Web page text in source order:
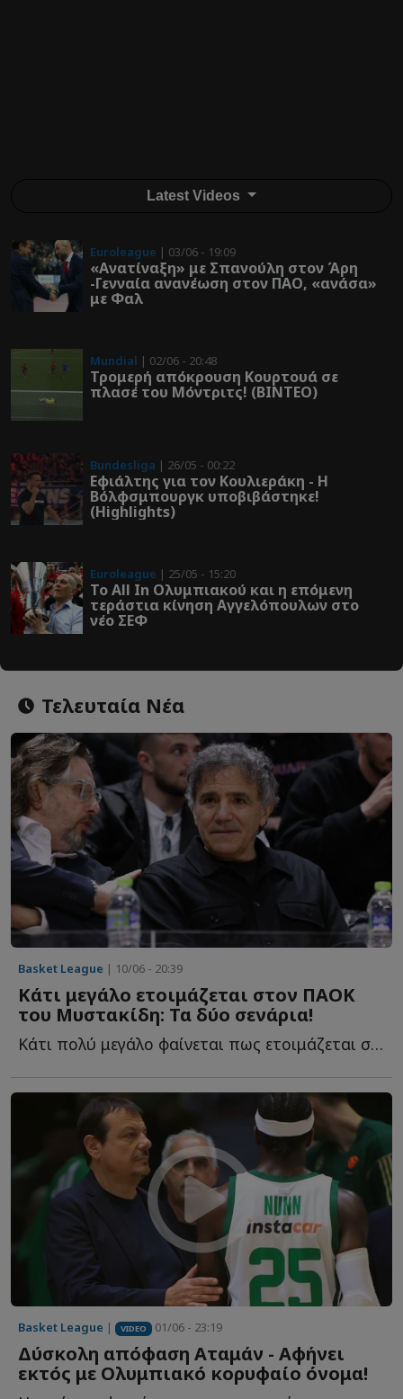
Latest Videos
Euroleague | 03/06 - 19:09
«Ανατίναξη» με Σπανούλη στον Άρη
-Γενναία ανανέωση στον ΠΑΟ, «ανάσα»
με Φαλ
Mundial | 02/06 - 20:48
Τρομερή απόκρουση Κουρτουά σε
πλασέ του Μόντριτς! (ΒΙΝΤΕΟ)
Bundesliga | 26/05 - 00:22
Εφιάλτης για τον Κουλιεράκη - Η
Βόλφσμπουργκ υποβιβάστηκε!
(Highlights)
Euroleague | 25/05 - 15:20
Το All In Ολυμπιακού και η επόμενη
τεράστια κίνηση Αγγελόπουλων στο
νέο ΣΕΦ
Τελευταία Νέα
Basket League | 10/06 - 20:39
Κάτι μεγάλο ετοιμάζεται στον ΠΑΟΚ
του Μυστακίδη: Τα δύο σενάρια!
Κάτι πολύ μεγάλο φαίνεται πως ετοιμάζεται στον ΠΑΟΚ τ...
Basket League | VIDEO 01/06 - 23:19
Δύσκολη απόφαση Αταμάν - Αφήνει
εκτός με Ολυμπιακό κορυφαίο όνομα!